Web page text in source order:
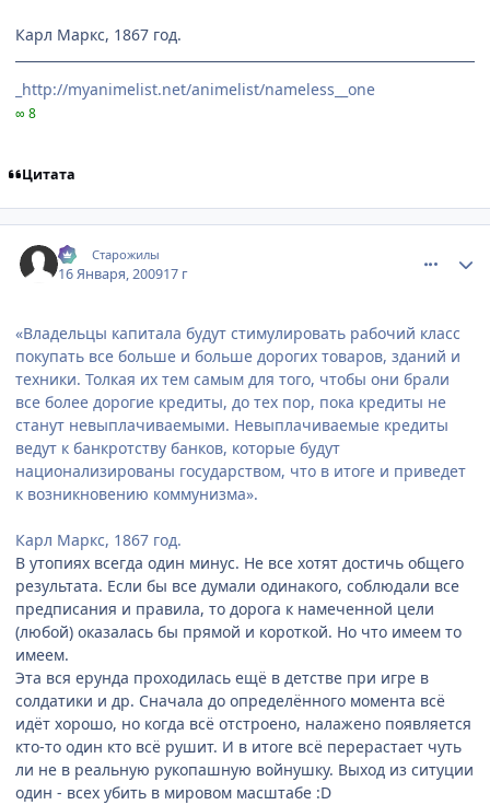
Карл Маркс, 1867 год.
_http://myanimelist.net/animelist/nameless__one
∞ 8
Цитата
:-) Старожилы
16 Января, 200917 г
«Владельцы капитала будут стимулировать рабочий класс
покупать все больше и больше дорогих товаров, зданий и
техники. Толкая их тем самым для того, чтобы они брали
все более дорогие кредиты, до тех пор, пока кредиты не
станут невыплачиваемыми. Невыплачиваемые кредиты
ведут к банкротству банков, которые будут
национализированы государством, что в итоге и приведет
к возникновению коммунизма».
Карл Маркс, 1867 год.
В утопиях всегда один минус. Не все хотят достичь общего
результата. Если бы все думали одинакого, соблюдали все
предписания и правила, то дорога к намеченной цели
(любой) оказалась бы прямой и короткой. Но что имеем то
имеем.
Эта вся ерунда проходилась ещё в детстве при игре в
солдатики и др. Сначала до определённого момента всё
идёт хорошо, но когда всё отстроено, налажено появляется
кто-то один кто всё рушит. И в итоге всё перерастает чуть
ли не в реальную рукопашную войнушку. Выход из ситуции
один - всех убить в мировом масштабе :D